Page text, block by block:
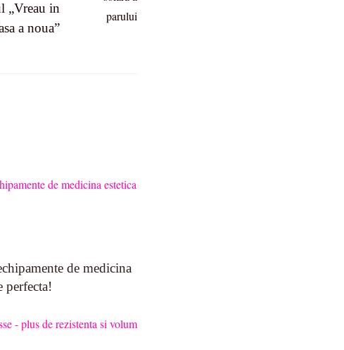
„Vreau in
a noua”
de medicina
perfecta!